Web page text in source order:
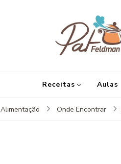
Receitas Aulas
Alimentação Onde Encontrar